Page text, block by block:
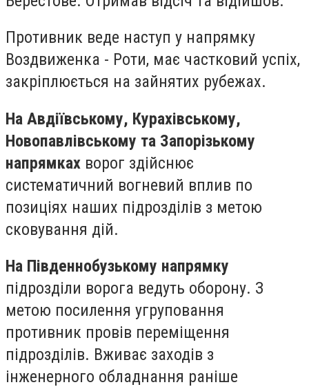
Противник веде наступ у напрямку
Воздвиженка - Роти, має частковий успіх,
закріплюється на зайнятих рубежах.
На Авдіївському, Курахівському,
Новопавлівському та Запорізькому
напрямках ворог здійснює
систематичний вогневий вплив по
позиціях наших підрозділів з метою
сковування дій.
На Південнобузькому напрямку
підрозділи ворога ведуть оборону. З
метою посилення угруповання
противник провів переміщення
підрозділів. Вживає заходів з
інженерного обладнання раніше